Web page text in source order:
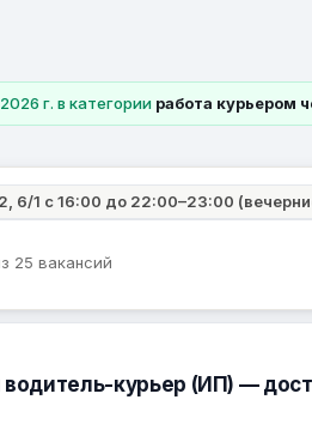
г. в категории работа курьером
6/1 с 16:00 до 22:00–23:00
25 вакансий
водитель-курьер (ИП) —